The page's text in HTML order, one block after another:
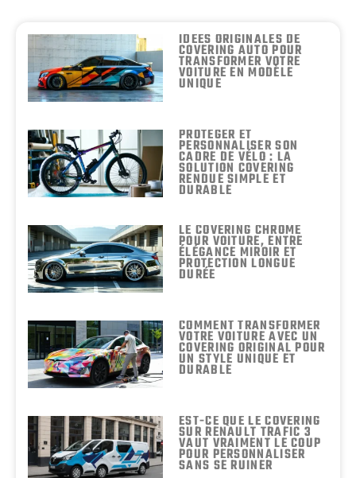
IDÉES ORIGINALES DE
COVERING AUTO POUR
TRANSFORMER VOTRE
VOITURE EN MODÈLE
UNIQUE
PROTÉGER ET
PERSONNALISER SON
CADRE DE VÉLO : LA
SOLUTION COVERING
RENDUE SIMPLE ET
DURABLE
LE COVERING CHROME
POUR VOITURE, ENTRE
ÉLÉGANCE MIROIR ET
PROTECTION LONGUE
DURÉE
COMMENT TRANSFORMER
VOTRE VOITURE AVEC UN
COVERING ORIGINAL POUR
UN STYLE UNIQUE ET
DURABLE
EST-CE QUE LE COVERING
SUR RENAULT TRAFIC 3
VAUT VRAIMENT LE COUP
POUR PERSONNALISER
SANS SE RUINER